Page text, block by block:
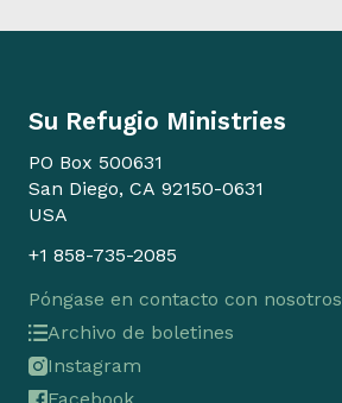
Su Refugio Ministries
PO Box 500631
San Diego, CA 92150-0631
USA
+1 858-735-2085
Póngase en contacto con nosotros
Archivo de boletines
Instagram